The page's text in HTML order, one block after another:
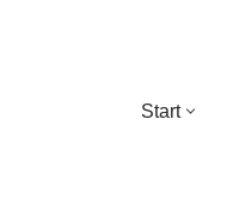
Start